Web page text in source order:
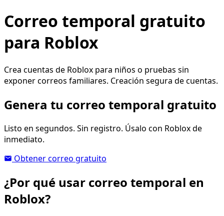
Correo temporal gratuito
para Roblox
Crea cuentas de Roblox para niños o pruebas sin
exponer correos familiares. Creación segura de cuentas.
Genera tu correo temporal gratuito
Listo en segundos. Sin registro. Úsalo con Roblox de
inmediato.
Obtener correo gratuito
¿Por qué usar correo temporal en
Roblox?